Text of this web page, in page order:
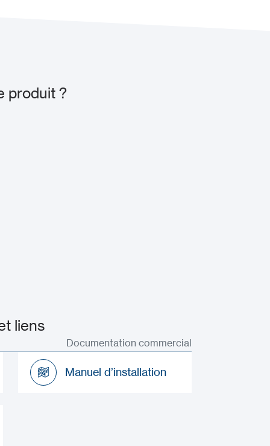
produit ?
liens
Documentation commercial
Manuel d’installation